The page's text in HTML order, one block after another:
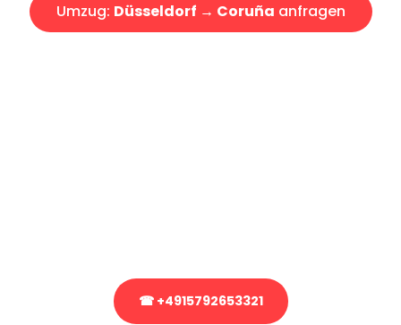
Umzug: Düsseldorf → Coruña anfragen
☎ +4915792653321